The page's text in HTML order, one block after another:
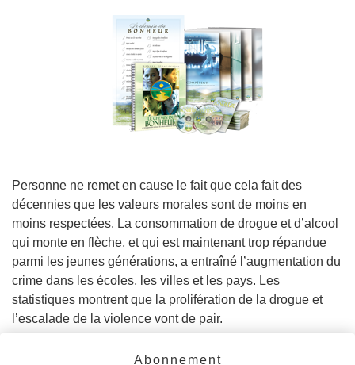
Personne ne remet en cause le fait que cela fait des
décennies que les valeurs morales sont de moins en
moins respectées. La consommation de drogue et d’alcool
qui monte en flèche, et qui est maintenant trop répandue
parmi les jeunes générations, a entraîné l’augmentation du
crime dans les écoles, les villes et les pays. Les
statistiques montrent que la prolifération de la drogue et
l’escalade de la violence vont de pair.
Abonnement